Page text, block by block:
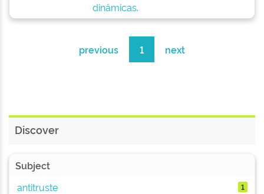
dinâmicas.
previous 1 next
Discover
Subject
antitruste
1